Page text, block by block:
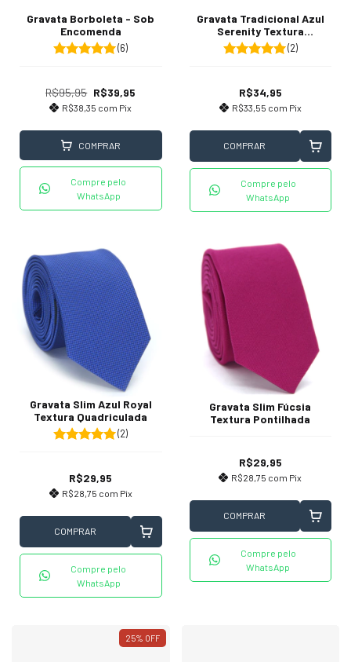
Gravata Borboleta - Sob
Encomenda
(6)
R$95,95 R$39,95
R$38,35 com Pix
COMPRAR
Compre pelo
WhatsApp
Gravata Tradicional Azul
Serenity Textura
Quadriculada
(2)
R$34,95
R$33,55 com Pix
COMPRAR
Compre pelo
WhatsApp
Gravata Slim Azul Royal
Textura Quadriculada
(2)
R$29,95
R$28,75 com Pix
COMPRAR
Compre pelo
WhatsApp
Gravata Slim Fúcsia
Textura Pontilhada
R$29,95
R$28,75 com Pix
COMPRAR
Compre pelo
WhatsApp
25% OFF